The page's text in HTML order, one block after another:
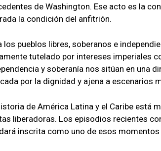
de Washington. Ese acto es la
la condición del anfitrión.
los pueblos libres, soberanos e
tutelado por intereses imperiales
y soberanía nos sitúan en una
por la dignidad y ajena a escenarios
de América Latina y el Caribe está
liberadoras. Los episodios recientes
inscrita como uno de esos